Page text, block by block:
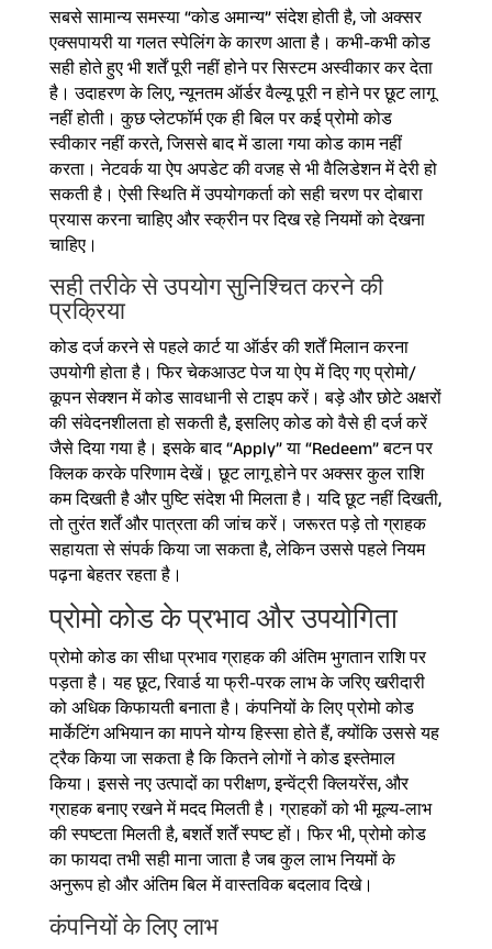
सबसे सामान्य समस्या “कोड अमान्य” संदेश होती है, जो अक्सर
एक्सपायरी या गलत स्पेलिंग के कारण आता है। कभी-कभी कोड
सही होते हुए भी शर्तें पूरी नहीं होने पर सिस्टम अस्वीकार कर देता
है। उदाहरण के लिए, न्यूनतम ऑर्डर वैल्यू पूरी न होने पर छूट लागू
नहीं होती। कुछ प्लेटफॉर्म एक ही बिल पर कई प्रोमो कोड
स्वीकार नहीं करते, जिससे बाद में डाला गया कोड काम नहीं
करता। नेटवर्क या ऐप अपडेट की वजह से भी वैलिडेशन में देरी हो
सकती है। ऐसी स्थिति में उपयोगकर्ता को सही चरण पर दोबारा
प्रयास करना चाहिए और स्क्रीन पर दिख रहे नियमों को देखना
चाहिए।
सही तरीके से उपयोग सुनिश्चित करने की
प्रक्रिया
कोड दर्ज करने से पहले कार्ट या ऑर्डर की शर्तें मिलान करना
उपयोगी होता है। फिर चेकआउट पेज या ऐप में दिए गए प्रोमो/
कूपन सेक्शन में कोड सावधानी से टाइप करें। बड़े और छोटे अक्षरों
की संवेदनशीलता हो सकती है, इसलिए कोड को वैसे ही दर्ज करें
जैसे दिया गया है। इसके बाद “Apply” या “Redeem” बटन पर
क्लिक करके परिणाम देखें। छूट लागू होने पर अक्सर कुल राशि
कम दिखती है और पुष्टि संदेश भी मिलता है। यदि छूट नहीं दिखती,
तो तुरंत शर्तें और पात्रता की जांच करें। जरूरत पड़े तो ग्राहक
सहायता से संपर्क किया जा सकता है, लेकिन उससे पहले नियम
पढ़ना बेहतर रहता है।
प्रोमो कोड के प्रभाव और उपयोगिता
प्रोमो कोड का सीधा प्रभाव ग्राहक की अंतिम भुगतान राशि पर
पड़ता है। यह छूट, रिवार्ड या फ्री-परक लाभ के जरिए खरीदारी
को अधिक किफायती बनाता है। कंपनियों के लिए प्रोमो कोड
मार्केटिंग अभियान का मापने योग्य हिस्सा होते हैं, क्योंकि उससे यह
ट्रैक किया जा सकता है कि कितने लोगों ने कोड इस्तेमाल
किया। इससे नए उत्पादों का परीक्षण, इन्वेंट्री क्लियरेंस, और
ग्राहक बनाए रखने में मदद मिलती है। ग्राहकों को भी मूल्य-लाभ
की स्पष्टता मिलती है, बशर्ते शर्तें स्पष्ट हों। फिर भी, प्रोमो कोड
का फायदा तभी सही माना जाता है जब कुल लाभ नियमों के
अनुरूप हो और अंतिम बिल में वास्तविक बदलाव दिखे।
कंपनियों के लिए लाभ